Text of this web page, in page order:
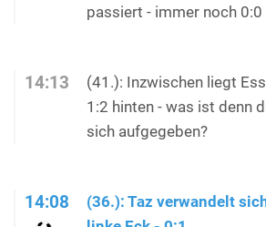
passiert - immer noch
14:13
(41.): Inzwischen liegt
1:2 hinten - was ist denn
sich aufgegeben?
14:08
(36.): Taz verwandelt